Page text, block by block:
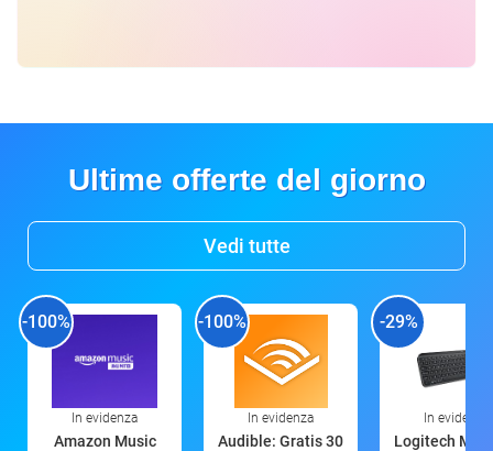
Ultime offerte del giorno
Vedi tutte
-100%
In evidenza
Amazon Music
-100%
In evidenza
Audible: Gratis 30
-29%
In evidenza
Logitech MX